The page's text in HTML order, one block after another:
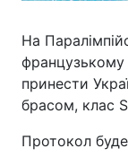
На
принести
брасом, клас
Протокол